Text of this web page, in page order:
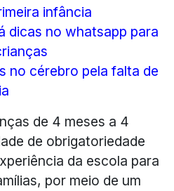
infância
dicas no whatsapp para
no cérebro pela falta de
de 4 meses a 4
de obrigatoriedade
da escola para
por meio de um